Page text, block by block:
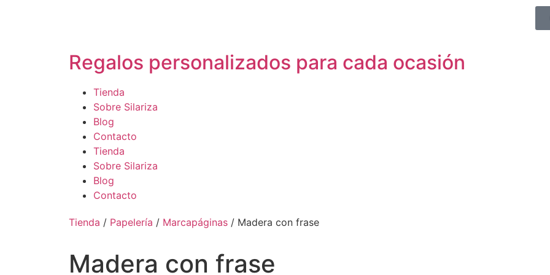
Regalos personalizados para cada ocasión
Tienda
Sobre Silariza
Blog
Contacto
Tienda
Sobre Silariza
Blog
Contacto
Tienda / Papelería / Marcapáginas / Madera con frase
Madera con frase